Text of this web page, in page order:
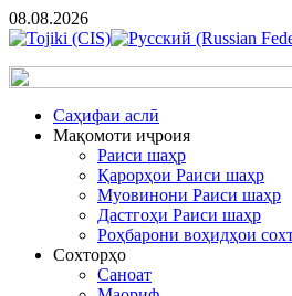
08.08.2026
Cаҳифаи аслӣ
Мақомоти иҷроия
Раиси шаҳр
Қарорҳои Раиси шаҳр
Муовинони Раиси шаҳр
Дастгоҳи Раиси шаҳр
Роҳбарони воҳидҳои
Сохторҳо
Саноат